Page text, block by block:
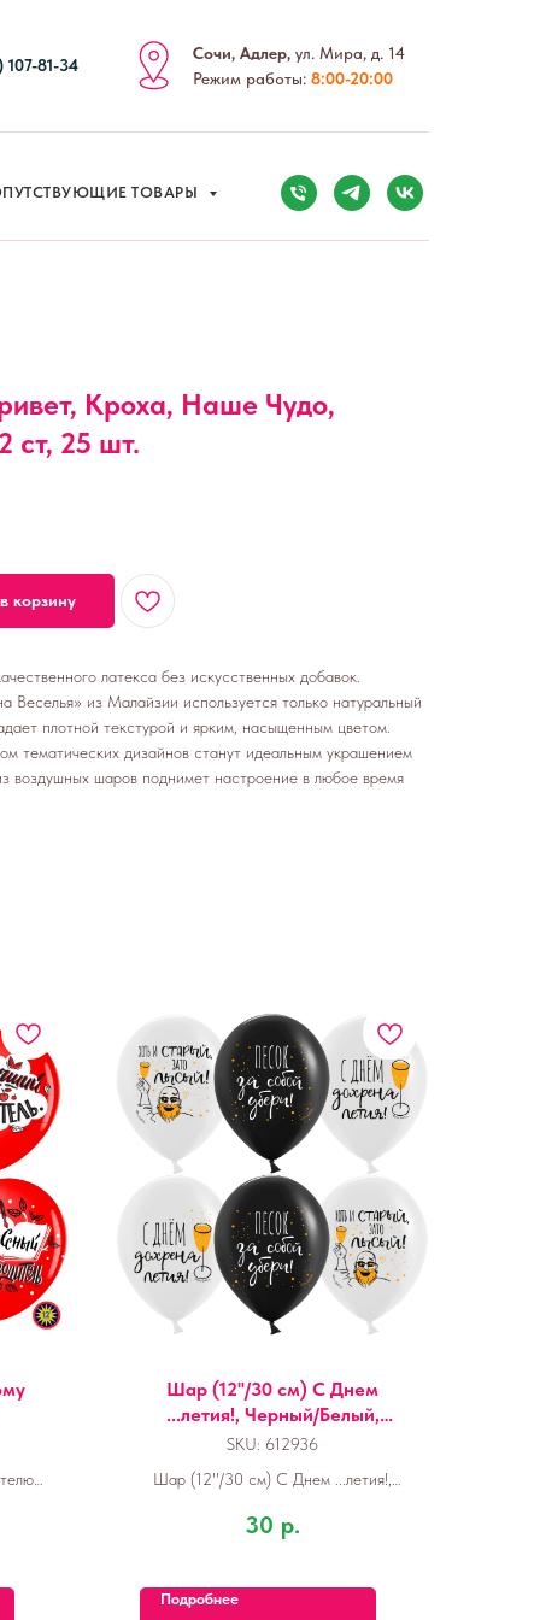
107-81-34
Сочи, Адлер, ул. Мира, д. 14
Режим работы: 8:00-20:00
ТОВАРЫ
ТОВАРЫ
Кроха, Наше Чудо,
ст, 25 шт.
корзину
латекса без искусственных добавок.
из Малайзии используется только натуральный
плотной текстурой и ярким, насыщенным цветом.
тематических дизайнов станут идеальным украшением
воздушных шаров поднимет настроение в любое время
Шар (12''/30 см) С Днем
...летия!, Черный/Белый,
пастель, 2 ст, 1 шт.
SKU: 612936
Шар (12''/30 см) С Днем ...летия!,
30 р.
Подробнее